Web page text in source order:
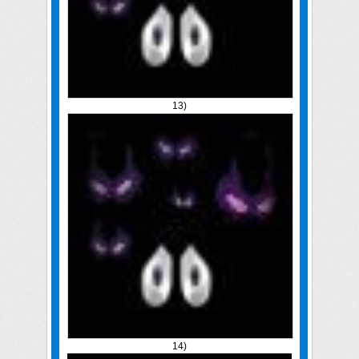
13)
14)